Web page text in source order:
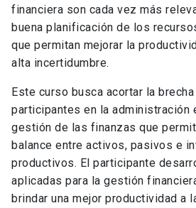
financiera son cada vez más
buena planificación de los
que permitan mejorar la
alta incertidumbre.
Este curso busca acortar la
participantes en la administración
gestión de las finanzas que
balance entre activos, pasivos e
productivos. El participante
aplicadas para la gestión
brindar una mejor productividad a